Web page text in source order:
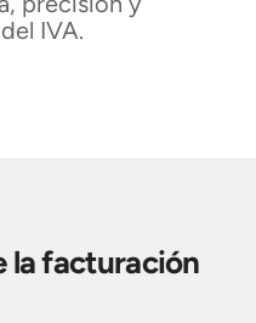
IVA.
la facturación